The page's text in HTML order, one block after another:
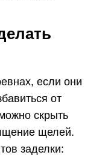
если они
от
скрыть
щелей.
заделки: